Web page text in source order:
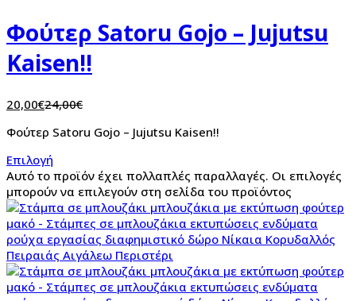
Φούτερ Satoru Gojo – Jujutsu
Kaisen!!
20,00€24,00€
Φούτερ Satoru Gojo – Jujutsu Kaisen!!
Επιλογή
Αυτό το προϊόν έχει πολλαπλές παραλλαγές. Οι επιλογές
μπορούν να επιλεγούν στη σελίδα του προϊόντος